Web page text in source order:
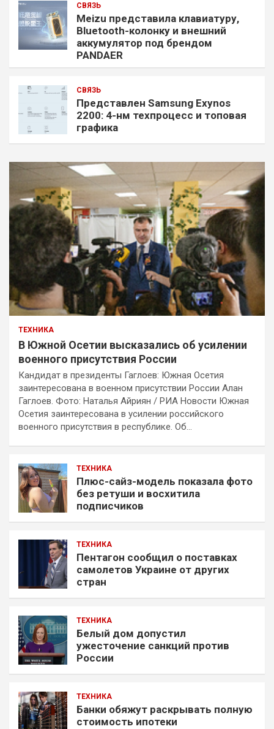
СВЯЗЬ
Meizu представила клавиатуру,
Bluetooth-колонку и внешний
аккумулятор под брендом
PANDAER
СВЯЗЬ
Представлен Samsung Exynos
2200: 4-нм техпроцесс и топовая
графика
ТЕХНИКА
В Южной Осетии высказались об усилении
военного присутствия России
Кандидат в президенты Гаглоев: Южная Осетия
заинтересована в военном присутствии России Алан
Гаглоев. Фото: Наталья Айриян / РИА Новости Южная
Осетия заинтересована в усилении российского
военного присутствия в республике. Об…
ТЕХНИКА
Плюс-сайз-модель показала фото
без ретуши и восхитила
подписчиков
ТЕХНИКА
Пентагон сообщил о поставках
самолетов Украине от других
стран
ТЕХНИКА
Белый дом допустил
ужесточение санкций против
России
ТЕХНИКА
Банки обяжут раскрывать полную
стоимость ипотеки